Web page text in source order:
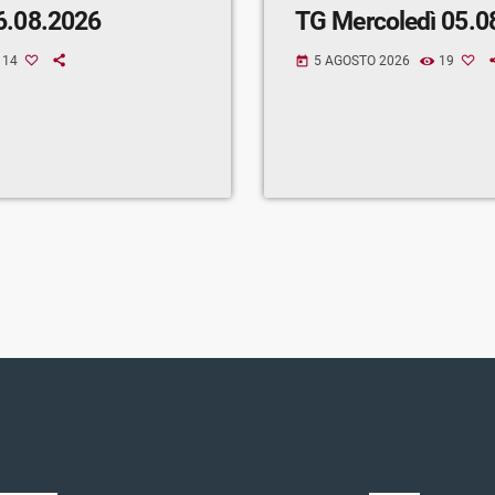
14
TG Mercoledì
today 5 AGOSTO 2026 19